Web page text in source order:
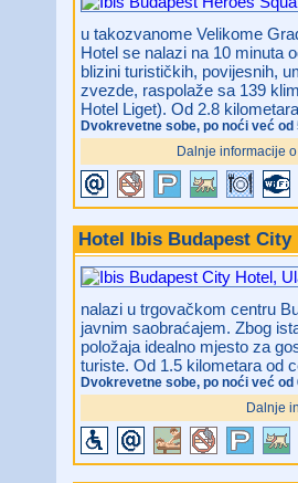
u takozvanome Velikome
Hotel se nalazi na 10 minuta
blizini turističkih, povijesnih,
zvezde, raspolaže sa 139
Hotel Liget). Od 2.8
Dvokrevetne sobe, po noći već od
Dalnje informacije
Hotel Ibis Budapest City
nalazi u trgovačkom centru
javnim saobraćajem. Zbog
položaja idealno mjesto za
turiste. Od 1.5 kilometara od
Dvokrevetne sobe, po noći već od
Dalnje